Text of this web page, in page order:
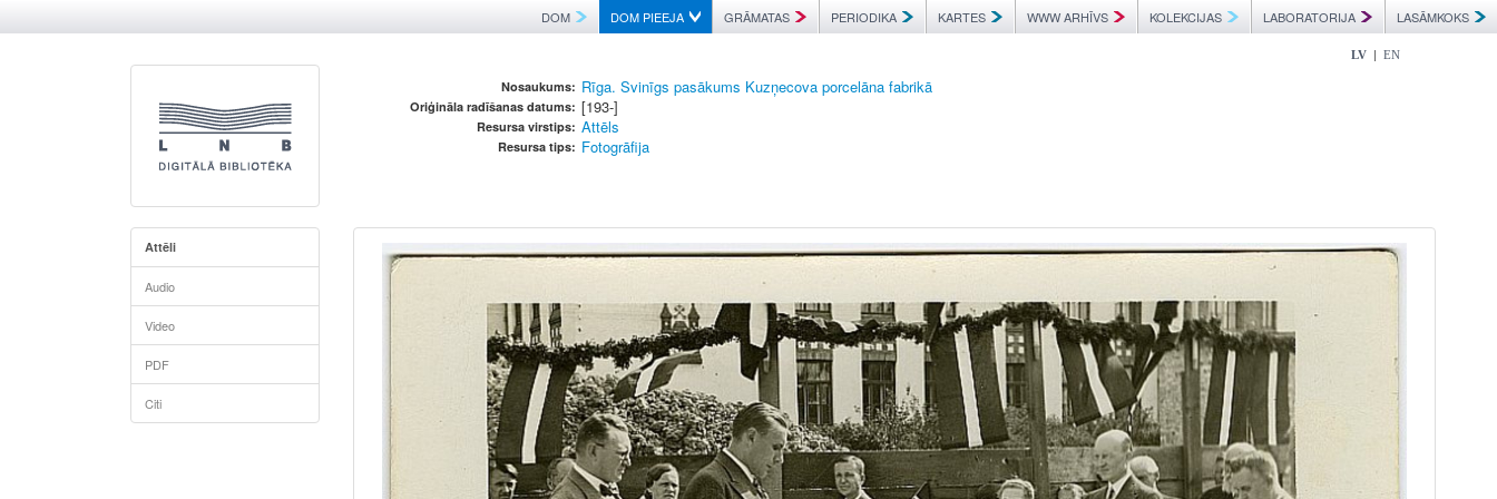
DOM DOM PIEEJA GRĀMATAS PERIODIKA KARTES WWW ARHĪVS KOLEKCIJAS LABORATORIJA LASĀMKOKS
LV | EN
Nosaukums: Rīga. Svinīgs pasākums Kuzņecova porcelāna fabrikā
Oriģināla radīšanas datums: [193-]
Resursa virstips: Attēls
Resursa tips: Fotogrāfija
Attēli
Audio
Video
PDF
Citi